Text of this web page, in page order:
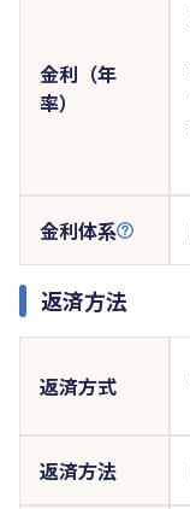
金利（年
率）
金利体系
返済方法
返済方式
返済方法